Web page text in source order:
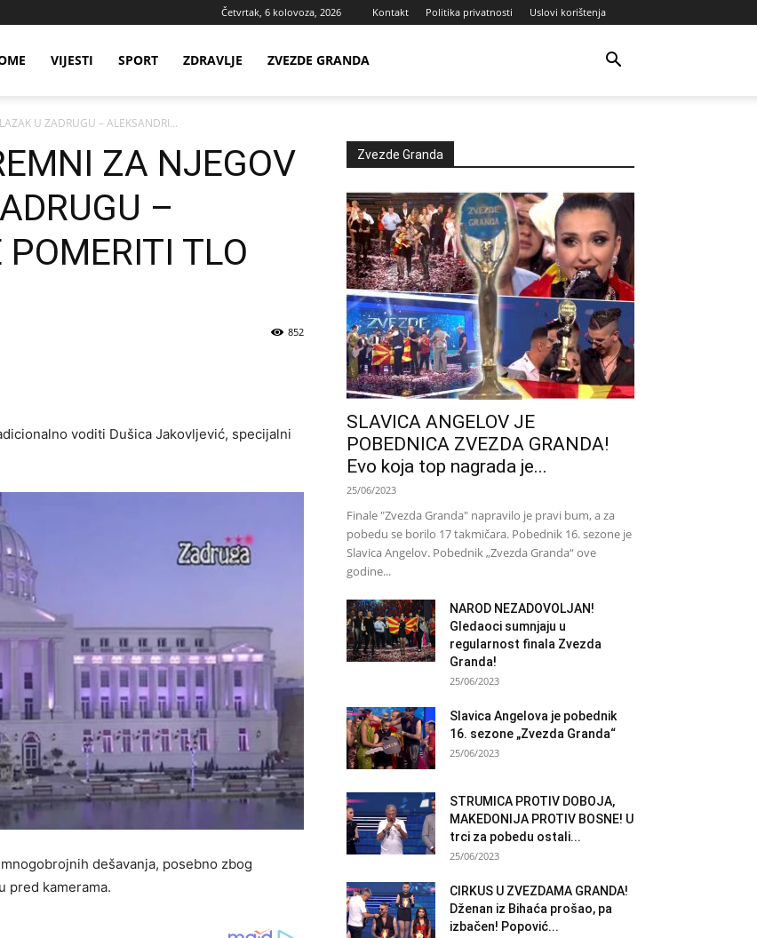
Četvrtak, 6 kolovoza, 2026 Kontakt Politika privatnosti Uslovi korištenja
VIJESTI SPORT ZDRAVLJE ZVEZDE GRANDA
U ZADRUGU – ALEKSANDRI...
ZA NJEGOV
–
TLO
852
voditi Dušica Jakovljević, specijalni
dešavanja, posebno zbog
pred kamerama.
Zvezde Granda
SLAVICA ANGELOV JE
POBEDNICA ZVEZDA GRANDA!
Evo koja top nagrada je...
25/06/2023
Finale "Zvezda Granda" napravilo je pravi bum, a za
pobedu se borilo 17 takmičara. Pobednik 16. sezone je
Slavica Angelov. Pobednik „Zvezda Granda“ ove
godine...
NAROD NEZADOVOLJAN!
Gledaoci sumnjaju u
regularnost finala Zvezda
Granda!
25/06/2023
Slavica Angelova je pobednik
16. sezone „Zvezda Granda“
25/06/2023
STRUMICA PROTIV DOBOJA,
MAKEDONIJA PROTIV BOSNE! U
trci za pobedu ostali...
25/06/2023
CIRKUS U ZVEZDAMA GRANDA!
Dženan iz Bihaća prošao, pa
izbačen! Popović...